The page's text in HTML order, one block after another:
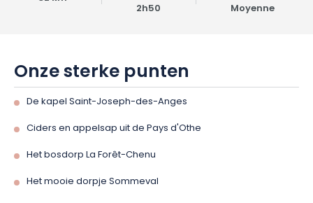
2h50 Moyenne
Onze sterke punten
De kapel Saint-Joseph-des-Anges
Ciders en appelsap uit de Pays d'Othe
Het bosdorp La Forêt-Chenu
Het mooie dorpje Sommeval